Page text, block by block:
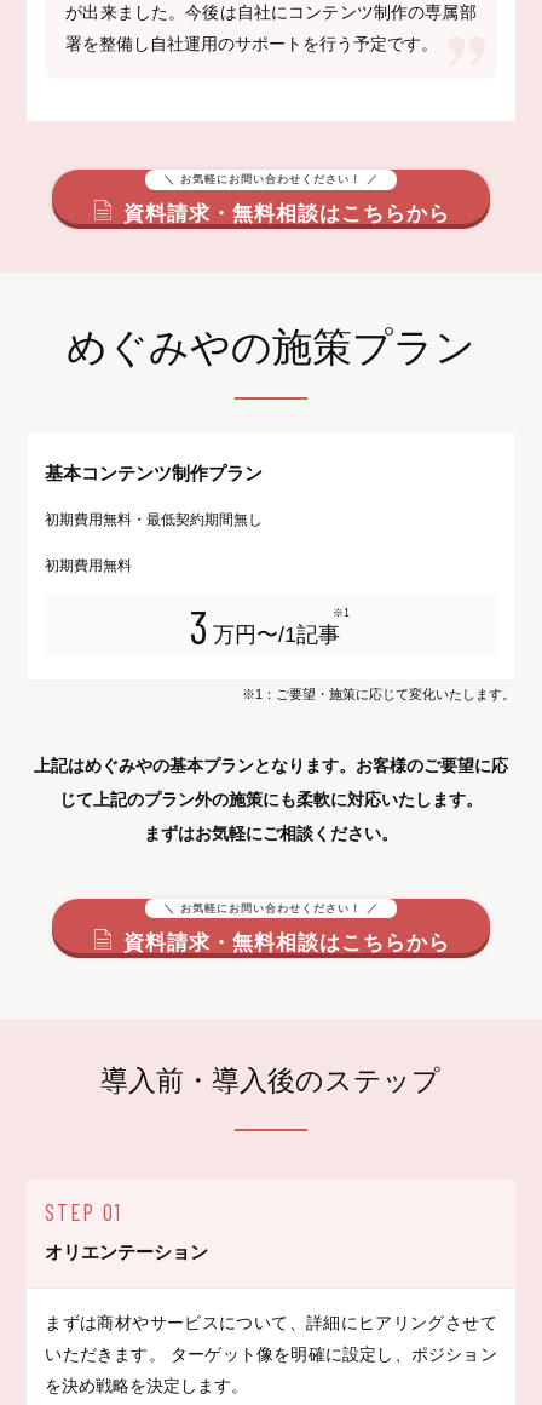
が出来ました。今後は自社にコンテンツ制作の専属部
署を整備し自社運用のサポートを行う予定です。
＼ お気軽にお問い合わせください！ ／
資料請求・無料相談はこちらから
めぐみやの施策プラン
基本コンテンツ制作プラン
初期費用無料・最低契約期間無し
初期費用無料
3 万円〜/1記事
※1
※1：ご要望・施策に応じて変化いたします。
上記はめぐみやの基本プランとなります。お客様のご要望に応
じて上記のプラン外の施策にも柔軟に対応いたします。
まずはお気軽にご相談ください。
＼ お気軽にお問い合わせください！ ／
資料請求・無料相談はこちらから
導入前・導入後のステップ
STEP 01
オリエンテーション
まずは商材やサービスについて、詳細にヒアリングさせて
いただきます。 ターゲット像を明確に設定し、ポジション
を決め戦略を決定します。